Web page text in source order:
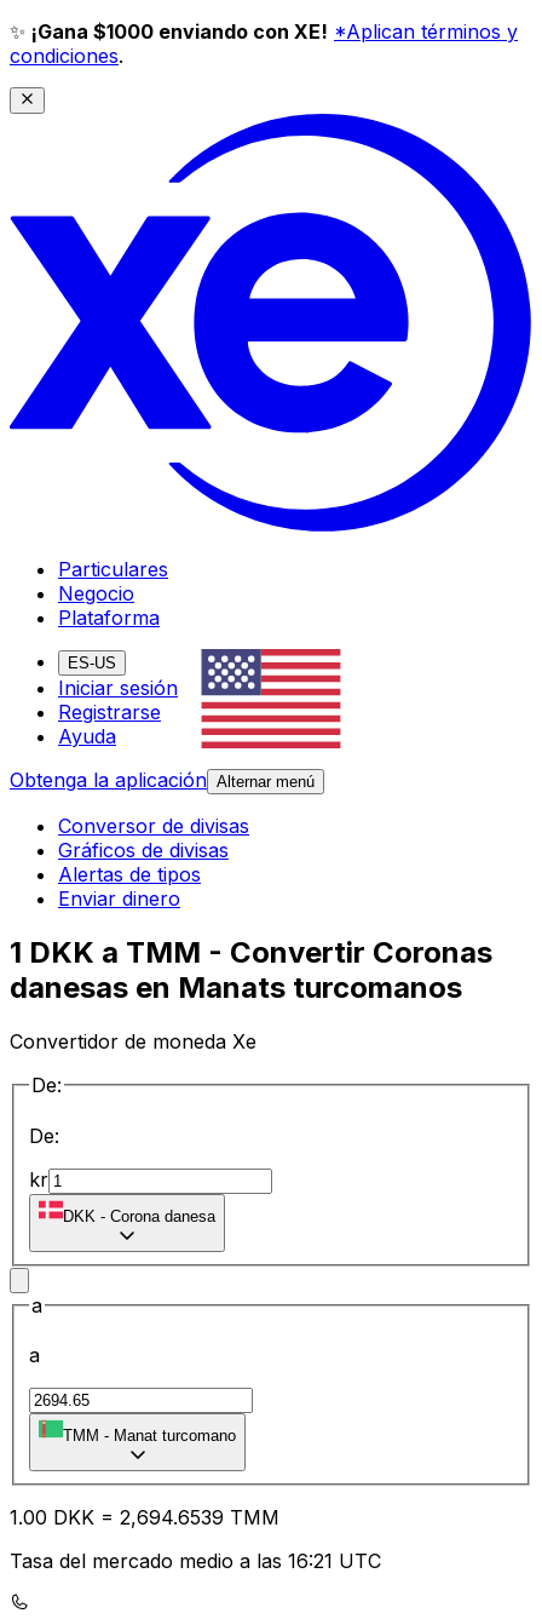
✨ ¡Gana $1000 enviando con XE! *Aplican términos y
condiciones.
Particulares
Negocio
Plataforma
ES-US
Iniciar sesión
Registrarse
Ayuda
Obtenga la aplicación Alternar menú
Conversor de divisas
Gráficos de divisas
Alertas de tipos
Enviar dinero
1 DKK a TMM - Convertir Coronas
danesas en Manats turcomanos
Convertidor de moneda Xe
De:
De:
kr
DKK - Corona danesa
a
a
TMM - Manat turcomano
1.00 DKK = 2,694.6539 TMM
Tasa del mercado medio a las 16:21 UTC